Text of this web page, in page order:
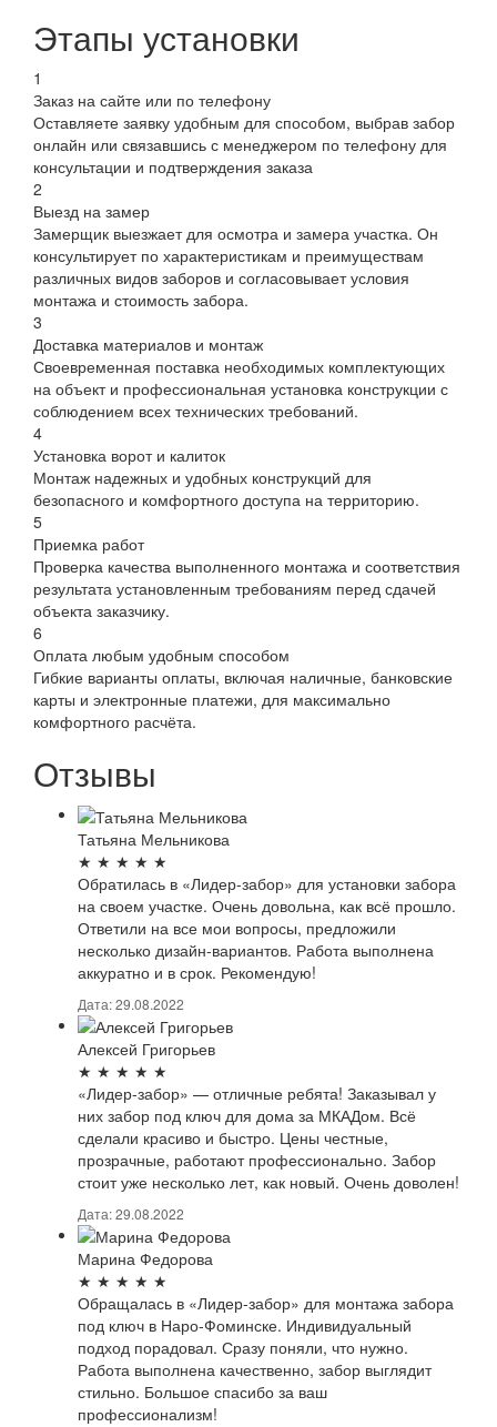
Этапы установки
1
Заказ на сайте или по телефону
Оставляете заявку удобным для способом, выбрав забор
онлайн или связавшись с менеджером по телефону для
консультации и подтверждения заказа
2
Выезд на замер
Замерщик выезжает для осмотра и замера участка. Он
консультирует по характеристикам и преимуществам
различных видов заборов и согласовывает условия
монтажа и стоимость забора.
3
Доставка материалов и монтаж
Своевременная поставка необходимых комплектующих
на объект и профессиональная установка конструкции с
соблюдением всех технических требований.
4
Установка ворот и калиток
Монтаж надежных и удобных конструкций для
безопасного и комфортного доступа на территорию.
5
Приемка работ
Проверка качества выполненного монтажа и соответствия
результата установленным требованиям перед сдачей
объекта заказчику.
6
Оплата любым удобным способом
Гибкие варианты оплаты, включая наличные, банковские
карты и электронные платежи, для максимально
комфортного расчёта.
Отзывы
Татьяна Мельникова
★ ★ ★ ★ ★
Обратилась в «Лидер-забор» для установки забора
на своем участке. Очень довольна, как всё прошло.
Ответили на все мои вопросы, предложили
несколько дизайн-вариантов. Работа выполнена
аккуратно и в срок. Рекомендую!
Дата: 29.08.2022
Алексей Григорьев
★ ★ ★ ★ ★
«Лидер-забор» — отличные ребята! Заказывал у
них забор под ключ для дома за МКАДом. Всё
сделали красиво и быстро. Цены честные,
прозрачные, работают профессионально. Забор
стоит уже несколько лет, как новый. Очень доволен!
Дата: 29.08.2022
Марина Федорова
★ ★ ★ ★ ★
Обращалась в «Лидер-забор» для монтажа забора
под ключ в Наро-Фоминске. Индивидуальный
подход порадовал. Сразу поняли, что нужно.
Работа выполнена качественно, забор выглядит
стильно. Большое спасибо за ваш
профессионализм!